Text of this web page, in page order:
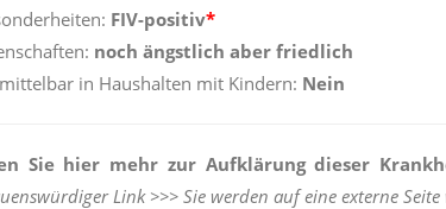
FIV-positiv*
noch ängstlich aber friedlich
in Haushalten mit Kindern: Nein
Sie hier mehr zur Aufklärung dieser
Link >>> Sie werden auf eine externe